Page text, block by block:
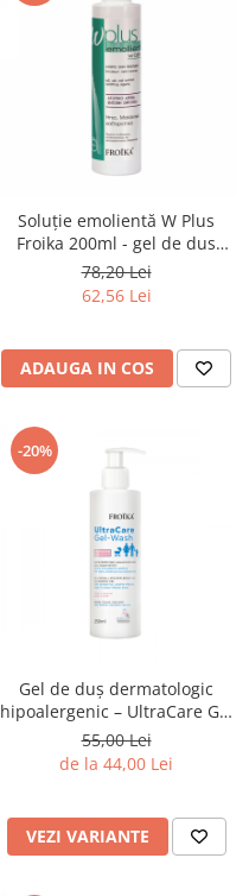
Soluție emolientă W Plus
Froika 200ml - gel de dus
pentru piele atopică
78,20 Lei
62,56 Lei
ADAUGA IN COS
-20%
Gel de duș dermatologic
hipoalergenic – UltraCare Gel
Wash Froika
55,00 Lei
de la 44,00 Lei
VEZI VARIANTE